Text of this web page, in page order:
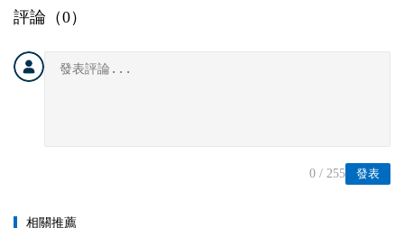
評論（0）
發表
0 / 255
相關推薦